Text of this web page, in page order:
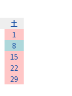
土
1
8
15
22
29